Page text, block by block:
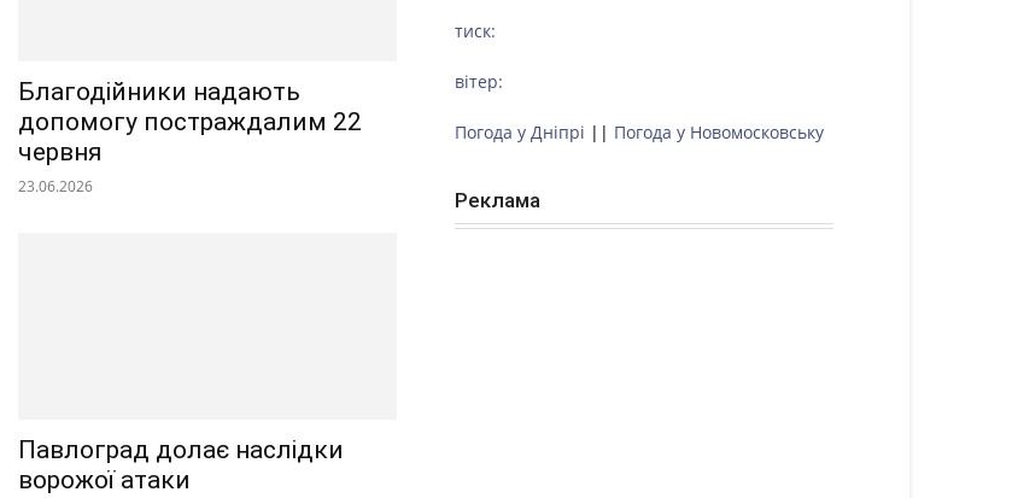
Благодійники надають
допомогу постраждалим 22
червня
23.06.2026
Павлоград долає наслідки
ворожої атаки
тиск:
вітер:
Погода у Дніпрі || Погода у Новомосковську
Реклама